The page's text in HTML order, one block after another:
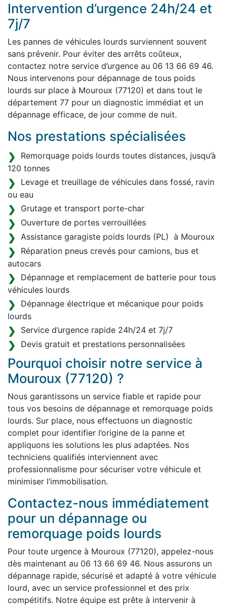
Intervention d’urgence 24h/24 et
7j/7
Les pannes de véhicules lourds surviennent souvent
sans prévenir. Pour éviter des arrêts coûteux,
contactez notre service d’urgence au 06 13 66 69 46.
Nous intervenons pour dépannage de tous poids
lourds sur place à Mouroux (77120) et dans tout le
département 77 pour un diagnostic immédiat et un
dépannage efficace, de jour comme de nuit.
Nos prestations spécialisées
Remorquage poids lourds toutes distances, jusqu’à
120 tonnes
Levage et treuillage de véhicules dans fossé, ravin
ou eau
Grutage et transport porte-char
Ouverture de portes verrouillées
Assistance garagiste poids lourds (PL) à Mouroux
Réparation pneus crevés pour camions, bus et
autocars
Dépannage et remplacement de batterie pour tous
véhicules lourds
Dépannage électrique et mécanique pour poids
lourds
Service d’urgence rapide 24h/24 et 7j/7
Devis gratuit et prestations personnalisées
Pourquoi choisir notre service à
Mouroux (77120) ?
Nous garantissons un service fiable et rapide pour
tous vos besoins de dépannage et remorquage poids
lourds. Sur place, nous effectuons un diagnostic
complet pour identifier l’origine de la panne et
appliquons les solutions les plus adaptées. Nos
techniciens qualifiés interviennent avec
professionnalisme pour sécuriser votre véhicule et
minimiser l’immobilisation.
Contactez-nous immédiatement
pour un dépannage ou
remorquage poids lourds
Pour toute urgence à Mouroux (77120), appelez-nous
dès maintenant au 06 13 66 69 46. Nous assurons un
dépannage rapide, sécurisé et adapté à votre véhicule
lourd, avec un service professionnel et des prix
compétitifs. Notre équipe est prête à intervenir à